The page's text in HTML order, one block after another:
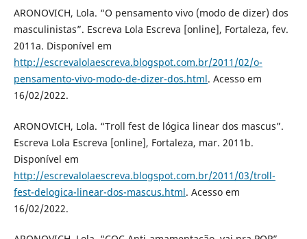
ARONOVICH, Lola. “O pensamento vivo (modo de dizer) dos
masculinistas”. Escreva Lola Escreva [online], Fortaleza, fev.
2011a. Disponível em
http://escrevalolaescreva.blogspot.com.br/2011/02/o-
pensamento-vivo-modo-de-dizer-dos.html. Acesso em
16/02/2022.
ARONOVICH, Lola. “Troll fest de lógica linear dos mascus”.
Escreva Lola Escreva [online], Fortaleza, mar. 2011b.
Disponível em
http://escrevalolaescreva.blogspot.com.br/2011/03/troll-
fest-delogica-linear-dos-mascus.html. Acesso em
16/02/2022.